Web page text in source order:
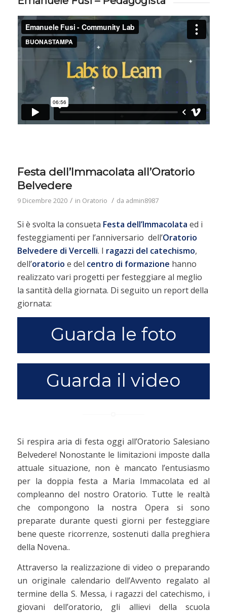
Festa dell’Immacolata all’Oratorio
Belvedere
9 Dicembre 2020 / in Oratorio / da admin8987
Si è svolta la consueta Festa dell’Immacolata ed i
festeggiamenti per l’anniversario dell’Oratorio
Belvedere di Vercelli. I ragazzi del catechismo,
dell’oratorio e del centro di formazione hanno
realizzato vari progetti per festeggiare al meglio
la santità della giornata. Di seguito un report della
giornata:
Guarda le foto
Guarda il video
Si respira aria di festa oggi all’Oratorio Salesiano
Belvedere! Nonostante le limitazioni imposte dalla
attuale situazione, non è mancato l’entusiasmo
per la doppia festa a Maria Immacolata ed al
compleanno del nostro Oratorio. Tutte le realtà
che compongono la nostra Opera si sono
preparate durante questi giorni per festeggiare
bene queste ricorrenze, sostenuti dalla preghiera
della Novena..
Attraverso la realizzazione di video o preparando
un originale calendario dell’Avvento regalato al
termine della S. Messa, i ragazzi del catechismo, i
giovani dell’oratorio, gli allievi della scuola